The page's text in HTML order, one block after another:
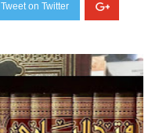
Tweet on Twitter